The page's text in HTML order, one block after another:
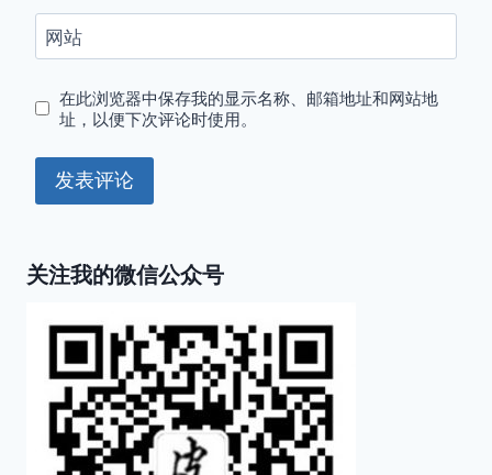
网站
在此浏览器中保存我的显示名称、邮箱地址和网站地
址，以便下次评论时使用。
关注我的微信公众号